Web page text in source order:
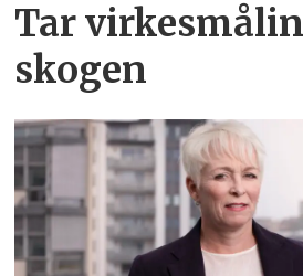
Tar
skogen